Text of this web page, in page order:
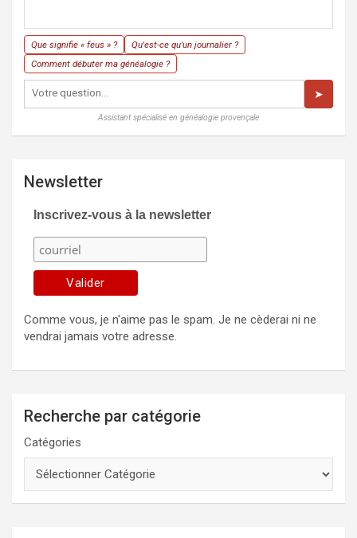
Que signifie « feus » ?
Qu'est-ce qu'un journalier ?
Comment débuter ma généalogie ?
➤
Assistant spécialisé en généalogie provençale
Newsletter
Inscrivez-vous à la newsletter
Comme vous, je n'aime pas le spam. Je ne cèderai ni ne
vendrai jamais votre adresse.
Recherche par catégorie
Catégories